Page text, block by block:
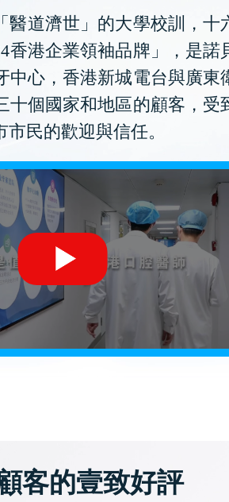
醫道濟世」的大學校訓，十
香港企業領袖品牌」，是諾
中心，香港新城電台與廣東
十個國家和地區的顧客，受
民的歡迎與信任。
客的壹致好評